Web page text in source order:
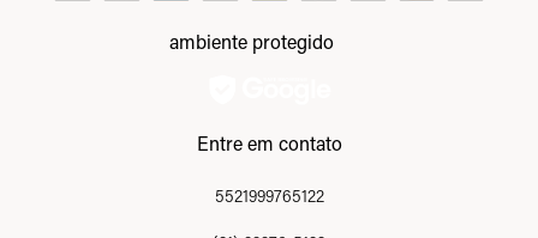
ambiente protegido
Entre em contato
5521999765122